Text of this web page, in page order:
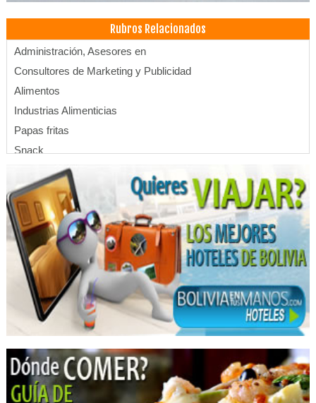
Rubros Relacionados
Administración, Asesores en
Consultores de Marketing y Publicidad
Alimentos
Industrias Alimenticias
Papas fritas
Snack